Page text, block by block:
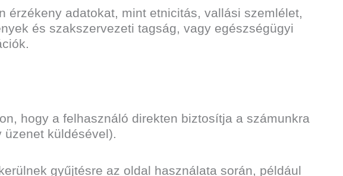
érzékeny adatokat, mint etnicitás, vallási szemlélet,
és szakszervezeti tagság, vagy egészségügyi
hogy a felhasználó direkten biztosítja a számunkra
küldésével).
gyűjtésre az oldal használata során, például